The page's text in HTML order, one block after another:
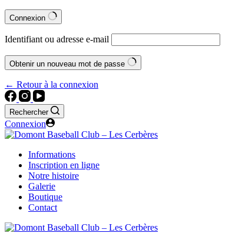
Connexion
Identifiant ou adresse e-mail
Obtenir un nouveau mot de passe
← Retour à la connexion
Rechercher
Connexion
Informations
Inscription en ligne
Notre histoire
Galerie
Boutique
Contact